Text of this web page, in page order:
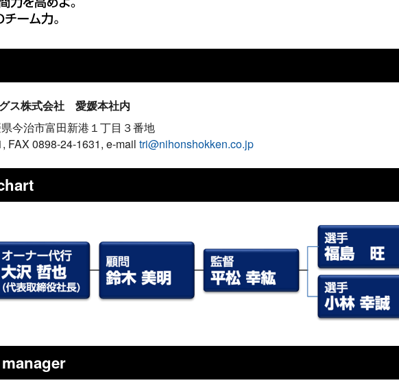
ス株式会社 愛媛本社内
今治市富田新港１丁目３番地
FAX 0898-24-1631, e-mailtri@nihonshokken.co.jp